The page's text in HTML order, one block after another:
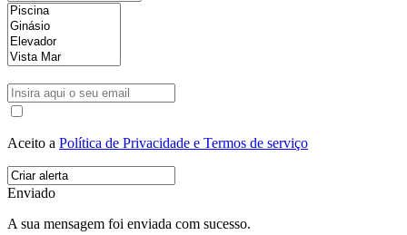
Aceito a Política de Privacidade e Termos de serviço
Enviado
A sua mensagem foi enviada com sucesso.